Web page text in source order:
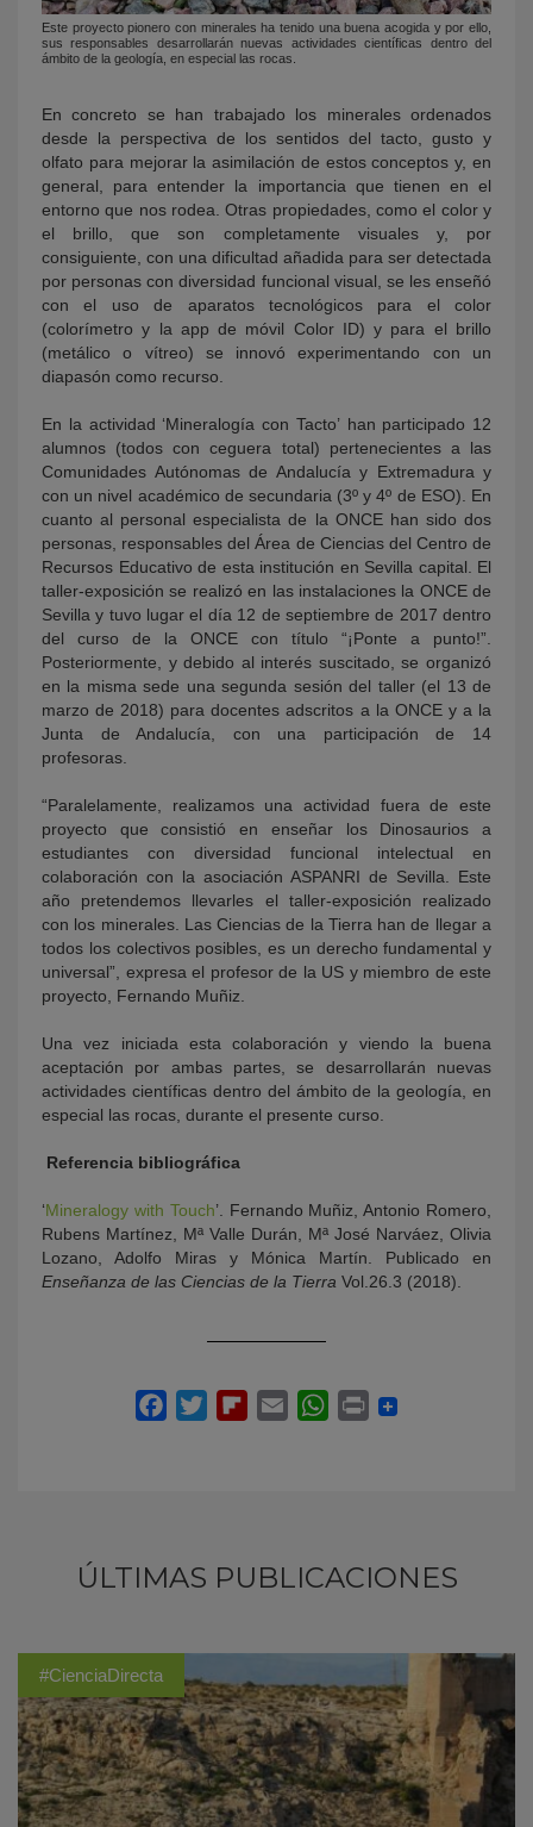
Este proyecto pionero con minerales ha tenido una buena acogida y por ello,
sus responsables desarrollarán nuevas actividades científicas dentro del
ámbito de la geología, en especial las rocas.
En concreto se han trabajado los minerales ordenados
desde la perspectiva de los sentidos del tacto, gusto y
olfato para mejorar la asimilación de estos conceptos y, en
general, para entender la importancia que tienen en el
entorno que nos rodea. Otras propiedades, como el color y
el brillo, que son completamente visuales y, por
consiguiente, con una dificultad añadida para ser detectada
por personas con diversidad funcional visual, se les enseñó
con el uso de aparatos tecnológicos para el color
(colorímetro y la app de móvil Color ID) y para el brillo
(metálico o vítreo) se innovó experimentando con un
diapasón como recurso.
En la actividad ‘Mineralogía con Tacto’ han participado 12
alumnos (todos con ceguera total) pertenecientes a las
Comunidades Autónomas de Andalucía y Extremadura y
con un nivel académico de secundaria (3º y 4º de ESO). En
cuanto al personal especialista de la ONCE han sido dos
personas, responsables del Área de Ciencias del Centro de
Recursos Educativo de esta institución en Sevilla capital. El
taller-exposición se realizó en las instalaciones la ONCE de
Sevilla y tuvo lugar el día 12 de septiembre de 2017 dentro
del curso de la ONCE con título “¡Ponte a punto!”.
Posteriormente, y debido al interés suscitado, se organizó
en la misma sede una segunda sesión del taller (el 13 de
marzo de 2018) para docentes adscritos a la ONCE y a la
Junta de Andalucía, con una participación de 14
profesoras.
“Paralelamente, realizamos una actividad fuera de este
proyecto que consistió en enseñar los Dinosaurios a
estudiantes con diversidad funcional intelectual en
colaboración con la asociación ASPANRI de Sevilla. Este
año pretendemos llevarles el taller-exposición realizado
con los minerales. Las Ciencias de la Tierra han de llegar a
todos los colectivos posibles, es un derecho fundamental y
universal”, expresa el profesor de la US y miembro de este
proyecto, Fernando Muñiz.
Una vez iniciada esta colaboración y viendo la buena
aceptación por ambas partes, se desarrollarán nuevas
actividades científicas dentro del ámbito de la geología, en
especial las rocas, durante el presente curso.
Referencia bibliográfica
‘Mineralogy with Touch’. Fernando Muñiz, Antonio Romero,
Rubens Martínez, Mª Valle Durán, Mª José Narváez, Olivia
Lozano, Adolfo Miras y Mónica Martín. Publicado en
Enseñanza de las Ciencias de la Tierra Vol.26.3 (2018).
ÚLTIMAS PUBLICACIONES
#CienciaDirecta